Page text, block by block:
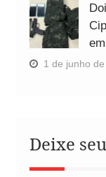
1 de junho
Deixe